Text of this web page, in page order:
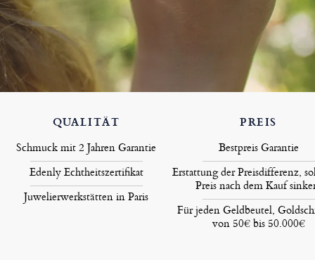
QUALITÄT
Schmuck mit 2 Jahren Garantie
Edenly Echtheitszertifikat
Juwelierwerkstätten in Paris
PREIS
Bestpreis Garantie
Erstattung der Preisdifferenz,
Preis nach dem Kauf
Für jeden Geldbeutel,
von 50€ bis 50.000€